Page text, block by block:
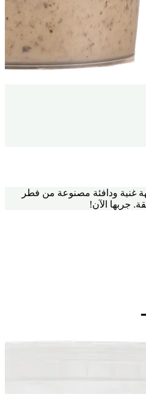
غنية ودافئة مصنوعة من فطر
جربها الآن!